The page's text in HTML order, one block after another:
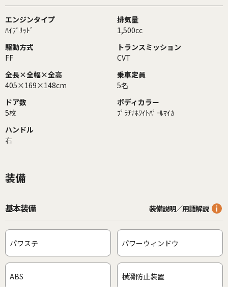
エンジンタイプ
ﾊｲﾌﾞﾘｯﾄﾞ
排気量
1,500cc
駆動方式
FF
トランスミッション
CVT
全長×全幅×全高
405×169×148cm
乗車定員
5名
ドア数
5枚
ボディカラー
ﾌﾟﾗﾁﾅﾎﾜｲﾄﾊﾟｰﾙﾏｲｶ
ハンドル
右
装備
基本装備 装備説明／用語解説
パワステ パワーウィンドウ
ABS 横滑防止装置